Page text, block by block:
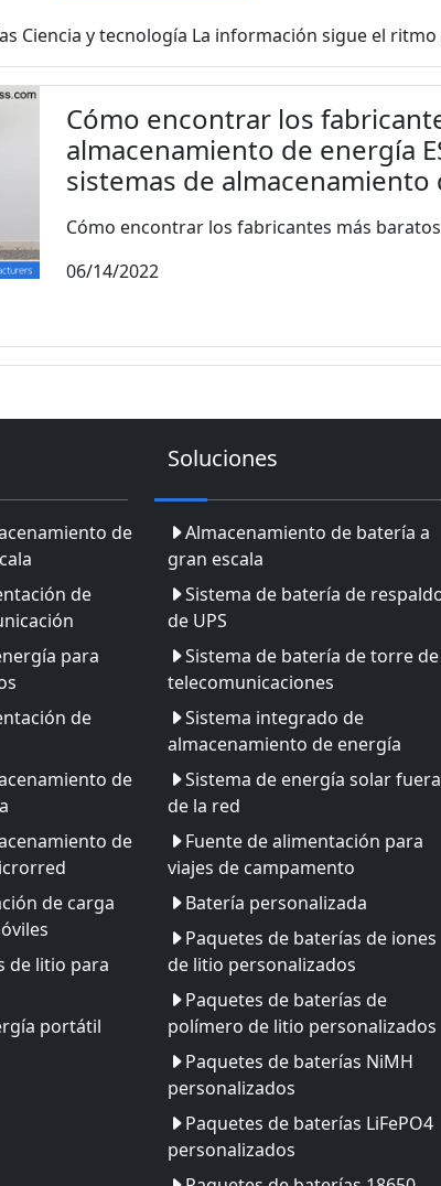
Ciencia y tecnología La información sigue el
Cómo encontrar los
almacenamiento de energía
sistemas de almacenamiento
Cómo encontrar los fabricantes más
06/14/2022
de
de
para
de
de
de
de carga
de litio para
portátil
Soluciones
Almacenamiento de batería a
gran escala
Sistema de batería de
de UPS
Sistema de batería de torre de
telecomunicaciones
Sistema integrado de
almacenamiento de energía
Sistema de energía solar fuera
de la red
Fuente de alimentación para
viajes de campamento
Batería personalizada
Paquetes de baterías de iones
de litio personalizados
Paquetes de baterías de
polímero de litio personalizados
Paquetes de baterías NiMH
personalizados
Paquetes de baterías LiFePO4
personalizados